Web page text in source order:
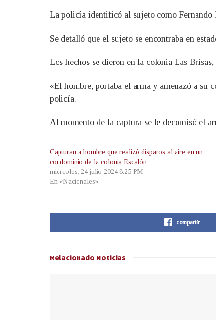
La policía identificó al sujeto como Fernando
Se detalló que el sujeto se encontraba en
Los hechos se dieron en la colonia Las
«El hombre, portaba el arma y amenazó a su
policía.
Al momento de la captura se le decomisó el
Capturan a hombre que realizó disparos al aire en un
condominio de la colonia Escalón
miércoles, 24 julio 2024 8:25 PM
En «Nacionales»
compartir
Relacionado Noticias